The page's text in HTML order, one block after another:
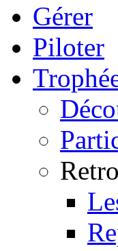
Gérer
Piloter